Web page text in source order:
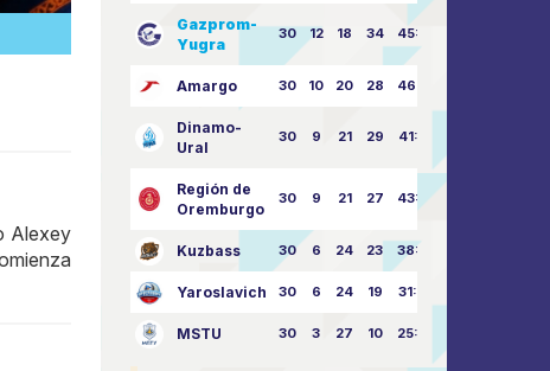
Alexey
Gazprom-
Yugra
30 12 18 34 45:63
Amargo 30 10 20 28 46:73
Dinamo-
Ural
30 9 21 29 41:70
Región de
Oremburgo
30 9 21 27 43:73
Kuzbass 30 6 24 23 38:76
Yaroslavich 30 6 24 19 31:80
MSTU 30 3 27 10 25:87